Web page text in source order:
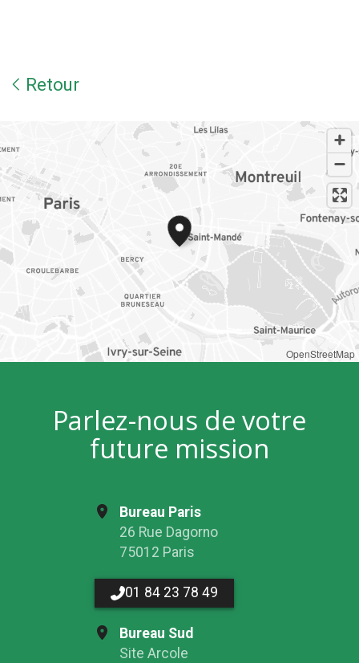
Retour
OpenStreetMap
Parlez-nous de votre
future mission
Bureau Paris
26 Rue Dagorno
75012 Paris
01 84 23 78 49
Bureau Sud
Site Arcole